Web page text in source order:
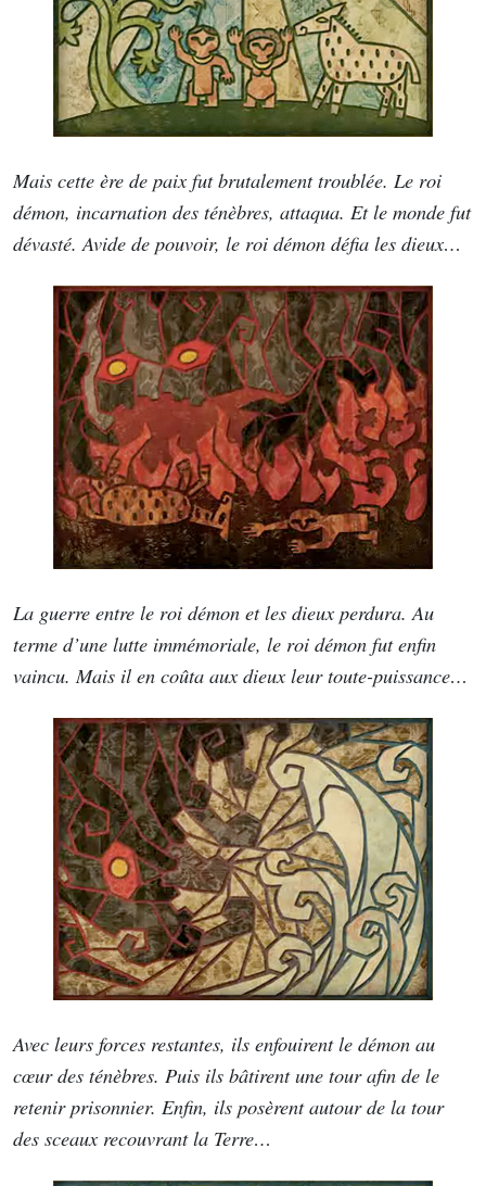
Mais cette ère de paix fut brutalement troublée. Le roi
démon, incarnation des ténèbres, attaqua. Et le monde fut
dévasté. Avide de pouvoir, le roi démon défia les dieux…
La guerre entre le roi démon et les dieux perdura. Au
terme d’une lutte immémoriale, le roi démon fut enfin
vaincu. Mais il en coûta aux dieux leur toute-puissance…
Avec leurs forces restantes, ils enfouirent le démon au
cœur des ténèbres. Puis ils bâtirent une tour afin de le
retenir prisonnier. Enfin, ils posèrent autour de la tour
des sceaux recouvrant la Terre…